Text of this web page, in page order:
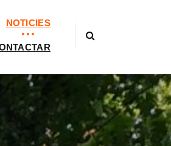
NOTICIES